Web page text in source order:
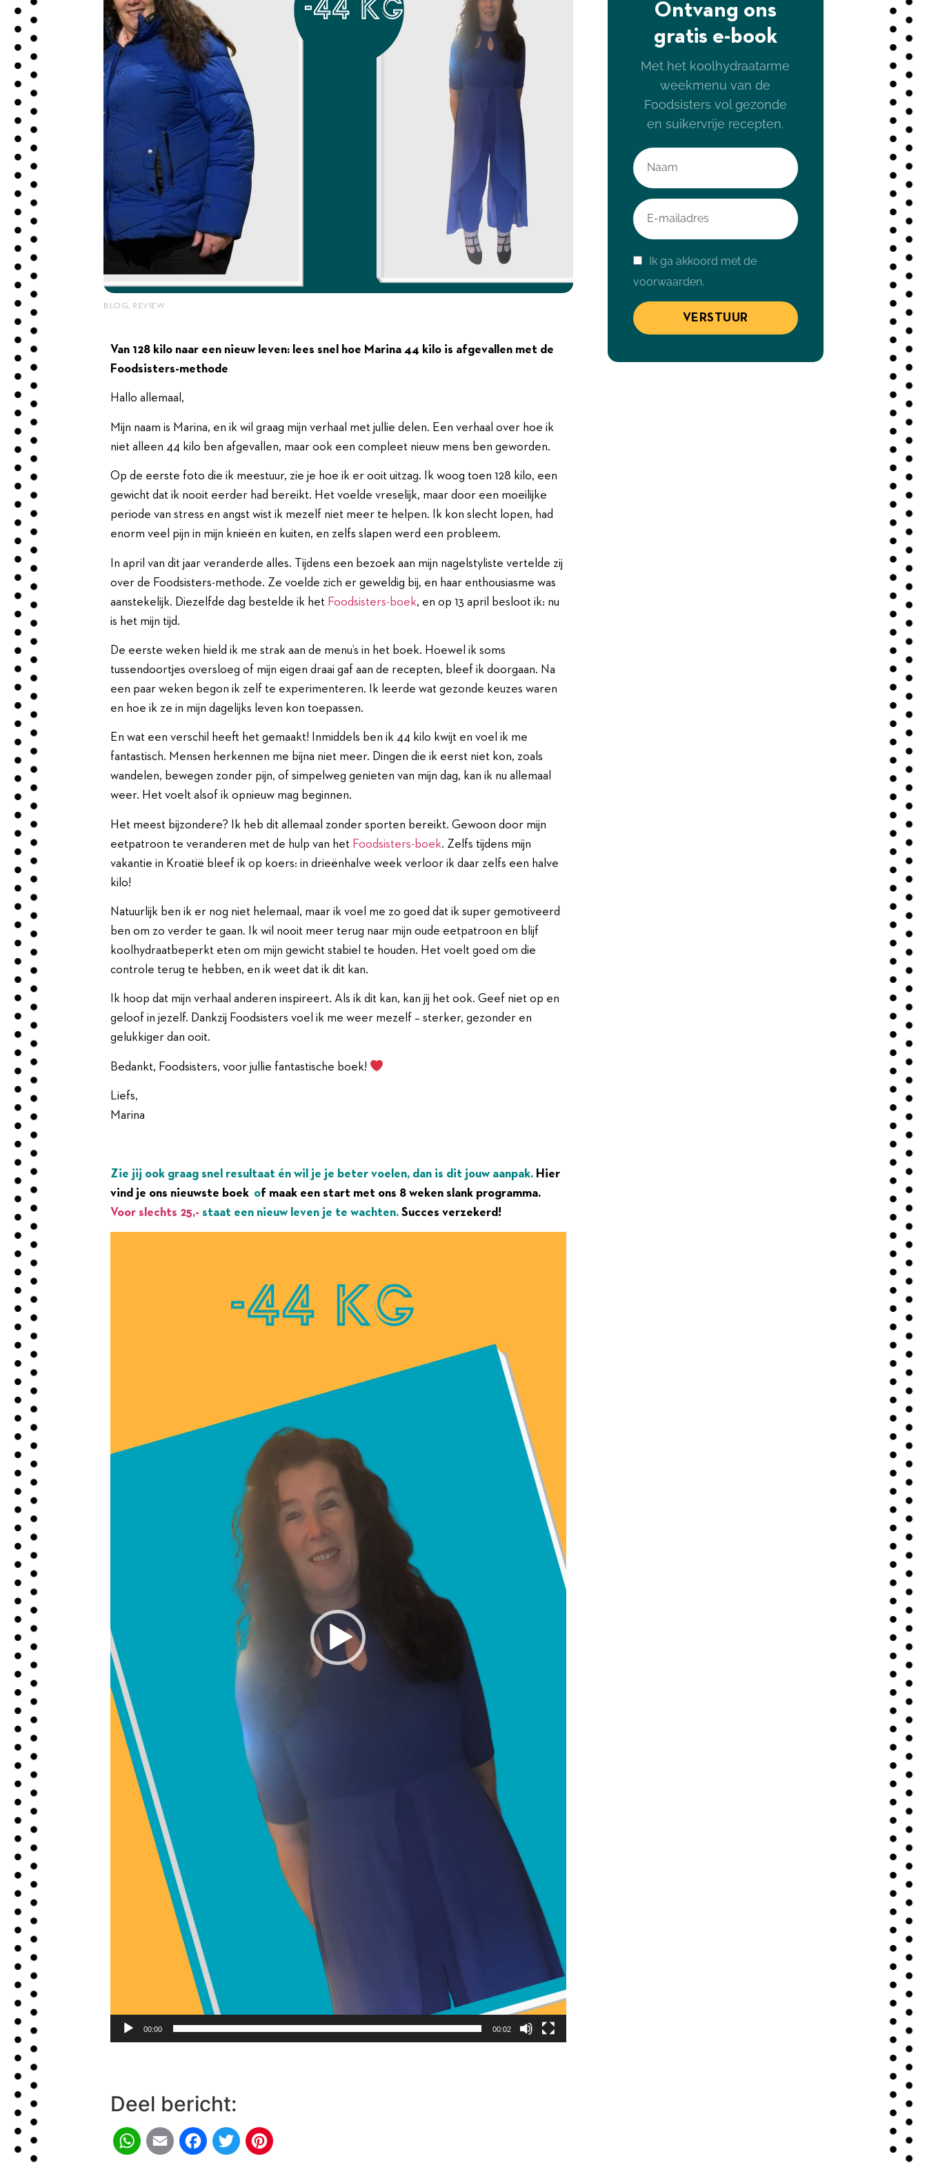
BLOG, REVIEW
Van 128 kilo naar een nieuw leven: lees snel hoe Marina 44 kilo is afgevallen met de
Foodsisters-methode
Hallo allemaal,
Mijn naam is Marina, en ik wil graag mijn verhaal met jullie delen. Een verhaal over hoe ik
niet alleen 44 kilo ben afgevallen, maar ook een compleet nieuw mens ben geworden.
Op de eerste foto die ik meestuur, zie je hoe ik er ooit uitzag. Ik woog toen 128 kilo, een
gewicht dat ik nooit eerder had bereikt. Het voelde vreselijk, maar door een moeilijke
periode van stress en angst wist ik mezelf niet meer te helpen. Ik kon slecht lopen, had
enorm veel pijn in mijn knieën en kuiten, en zelfs slapen werd een probleem.
In april van dit jaar veranderde alles. Tijdens een bezoek aan mijn nagelstyliste vertelde zij
over de Foodsisters-methode. Ze voelde zich er geweldig bij, en haar enthousiasme was
aanstekelijk. Diezelfde dag bestelde ik het Foodsisters-boek, en op 13 april besloot ik: nu
is het mijn tijd.
De eerste weken hield ik me strak aan de menu’s in het boek. Hoewel ik soms
tussendoortjes oversloeg of mijn eigen draai gaf aan de recepten, bleef ik doorgaan. Na
een paar weken begon ik zelf te experimenteren. Ik leerde wat gezonde keuzes waren
en hoe ik ze in mijn dagelijks leven kon toepassen.
En wat een verschil heeft het gemaakt! Inmiddels ben ik 44 kilo kwijt en voel ik me
fantastisch. Mensen herkennen me bijna niet meer. Dingen die ik eerst niet kon, zoals
wandelen, bewegen zonder pijn, of simpelweg genieten van mijn dag, kan ik nu allemaal
weer. Het voelt alsof ik opnieuw mag beginnen.
Het meest bijzondere? Ik heb dit allemaal zonder sporten bereikt. Gewoon door mijn
eetpatroon te veranderen met de hulp van het Foodsisters-boek. Zelfs tijdens mijn
vakantie in Kroatië bleef ik op koers: in drieënhalve week verloor ik daar zelfs een halve
kilo!
Natuurlijk ben ik er nog niet helemaal, maar ik voel me zo goed dat ik super gemotiveerd
ben om zo verder te gaan. Ik wil nooit meer terug naar mijn oude eetpatroon en blijf
koolhydraatbeperkt eten om mijn gewicht stabiel te houden. Het voelt goed om die
controle terug te hebben, en ik weet dat ik dit kan.
Ik hoop dat mijn verhaal anderen inspireert. Als ik dit kan, kan jij het ook. Geef niet op en
geloof in jezelf. Dankzij Foodsisters voel ik me weer mezelf – sterker, gezonder en
gelukkiger dan ooit.
Bedankt, Foodsisters, voor jullie fantastische boek!
Liefs,
Marina
Zie jij ook graag snel resultaat én wil je je beter voelen, dan is dit jouw aanpak. Hier
vind je ons nieuwste boek of maak een start met ons 8 weken slank programma.
Voor slechts 25,- staat een nieuw leven je te wachten. Succes verzekerd!
00:00 00:02
Deel bericht:
WhatsApp
Email FacebookTwitter
Ontvang ons
gratis e-book
Met het koolhydraatarme
weekmenu van de
Foodsisters vol gezonde
en suikervrije recepten.
Ik ga akkoord met de
voorwaarden.
VERSTUUR